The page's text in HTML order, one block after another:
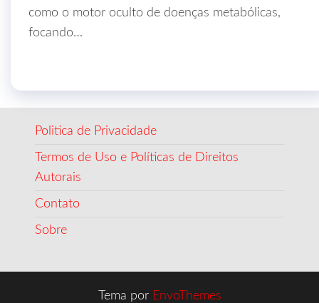
como o motor oculto de doenças metabólicas,
focando…
Politica de Privacidade
Termos de Uso e Políticas de Direitos
Autorais
Contato
Sobre
Tema por EnvoThemes